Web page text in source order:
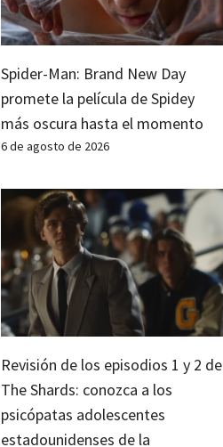
Spider-Man: Brand New Day
promete la película de Spidey
más oscura hasta el momento
6 de agosto de 2026
Revisión de los episodios 1 y 2 de
The Shards: conozca a los
psicópatas adolescentes
estadounidenses de la